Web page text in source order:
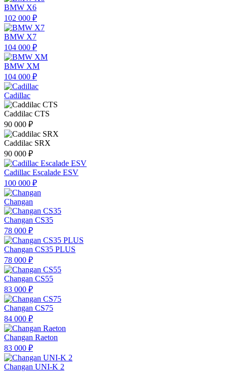
BMW X6
102 000 ₽
BMW X7
104 000 ₽
BMW XM
104 000 ₽
Cadillac
Caddilac CTS
90 000 ₽
Caddilac SRX
90 000 ₽
Cadillac Escalade ESV
100 000 ₽
Changan
Changan CS35
78 000 ₽
Changan CS35 PLUS
78 000 ₽
Changan CS55
83 000 ₽
Changan CS75
84 000 ₽
Changan Raeton
83 000 ₽
Changan UNI-K 2